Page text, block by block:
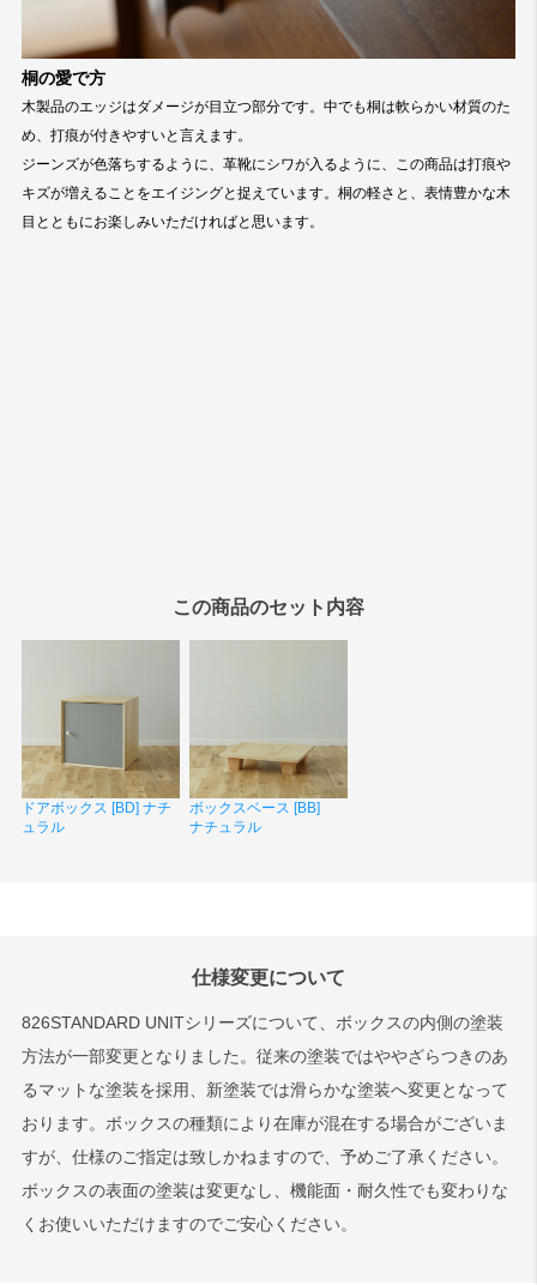
この商品のセット内容
ドアボックス [BD] ナチ
ュラル
ボックスベース [BB]
ナチュラル
仕様変更について
826STANDARD UNITシリーズについて、ボックスの内側の塗装
方法が一部変更となりました。従来の塗装ではややざらつきのあ
るマットな塗装を採用、新塗装では滑らかな塗装へ変更となって
おります。ボックスの種類により在庫が混在する場合がございま
すが、仕様のご指定は致しかねますので、予めご了承ください。
ボックスの表面の塗装は変更なし、機能面・耐久性でも変わりな
くお使いいただけますのでご安心ください。